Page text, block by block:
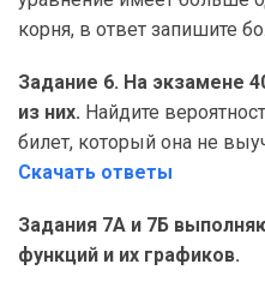
корня, в ответ запишите
Задание 6. На экзамене
из них. Найдите
билет, который она не
Скачать ответы
Задания 7А и 7Б
функций и их графиков.